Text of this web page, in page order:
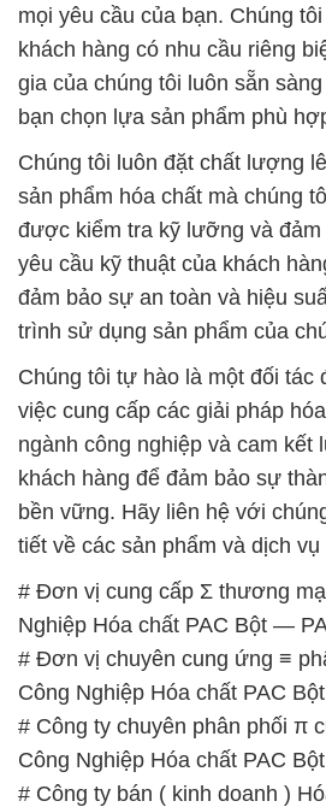
mọi yêu cầu của bạn. Chúng
khách hàng có nhu cầu riêng
gia của chúng tôi luôn sẵn
bạn chọn lựa sản phẩm phù
Chúng tôi luôn đặt chất lượng
sản phẩm hóa chất mà chúng
được kiểm tra kỹ lưỡng và
yêu cầu kỹ thuật của khách
đảm bảo sự an toàn và hiệu
trình sử dụng sản phẩm của
Chúng tôi tự hào là một đối tác
việc cung cấp các giải pháp
ngành công nghiệp và cam kết
khách hàng để đảm bảo sự
bền vững. Hãy liên hệ với
tiết về các sản phẩm và dịch
# Đơn vị cung cấp Σ thương
Nghiệp Hóa chất PAC Bột —
# Đơn vị chuyên cung ứng ≡
Công Nghiệp Hóa chất PAC
# Công ty chuyên phân phối π
Công Nghiệp Hóa chất PAC
# Công ty bán ( kinh doanh )